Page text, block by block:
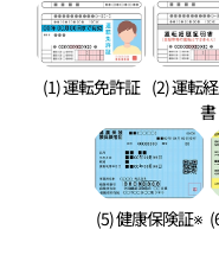
(1) 運転免許証 (2) 運転
書
(5) 健康保険証※